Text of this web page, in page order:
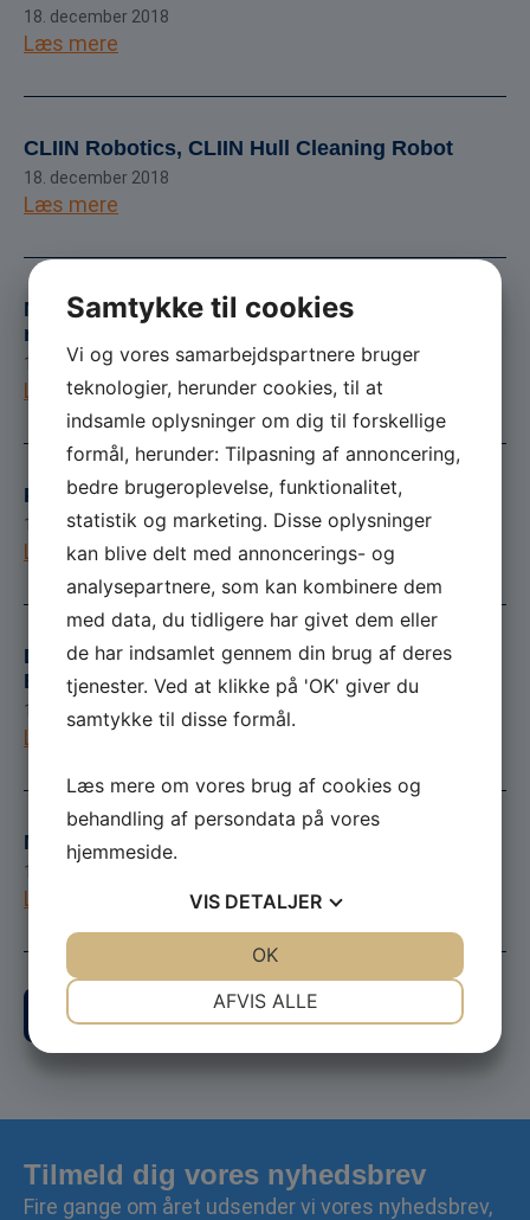
18. december 2018
Læs mere
CLIIN Robotics, CLIIN Hull Cleaning Robot
18. december 2018
Læs mere
Maritime DTU, Forskningsbaseret maritim
rådgivning 2019-2020
17. december 2018
Læs mere
Panticon, Pixi-udgaver af PhD projekt
17. december 2018
Læs mere
Danske Rederier m.fl., Folkemødet på
Bornholm 2019
17. december 2018
Læs mere
MiWire, MiWire Sea
17. december 2018
Læs mere
Vis flere
Tilmeld dig vores nyhedsbrev
Fire gange om året udsender vi vores nyhedsbrev,
Samtykke til cookies
Vi og vores samarbejdspartnere bruger
teknologier, herunder cookies, til at
indsamle oplysninger om dig til forskellige
formål, herunder: Tilpasning af annoncering,
bedre brugeroplevelse, funktionalitet,
statistik og marketing. Disse oplysninger
kan blive delt med annoncerings- og
analysepartnere, som kan kombinere dem
med data, du tidligere har givet dem eller
de har indsamlet gennem din brug af deres
tjenester. Ved at klikke på 'OK' giver du
samtykke til disse formål.
Læs mere om vores brug af cookies og
behandling af persondata på vores
hjemmeside.
VIS DETALJER
AFVIS ALLE
OK